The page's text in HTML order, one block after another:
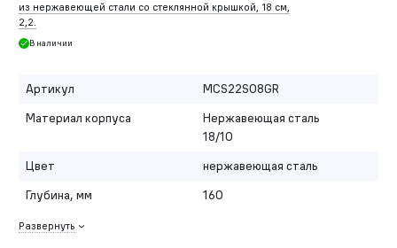
из нержавеющей стали со стеклянной крышкой, 18 см,
2,2.
В наличии
Артикул
MCS22S08GR
Материал корпуса
Нержавеющая сталь
18/10
Цвет
нержавеющая сталь
Глубина, мм
160
Развернуть